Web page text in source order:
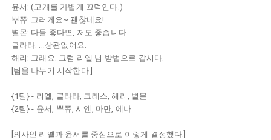
윤서: (고개를 가볍게 끄덕인다.)
뿌쮸: 그러게요~ 괜찮네요!
별몬: 다들 좋다면, 저도 좋습니다.
클라라: ...상관없어요.
해리: 그래요. 그럼 리옐 님 방법으로 갑시다.
[팀을 나누기 시작한다.]
{1팀} - 리옐, 클라라, 크레스, 해리, 별몬
{2팀} - 윤서, 뿌쮸, 시엔, 마만, 에나
[의사인 리옐과 윤서를 중심으로 이렇게 결정했다.]